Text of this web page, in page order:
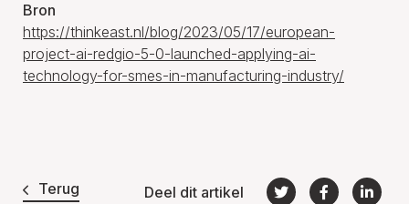
Bron
https://thinkeast.nl/blog/2023/05/17/european-
project-ai-redgio-5-0-launched-applying-ai-
technology-for-smes-in-manufacturing-industry/
Terug Deel dit artikel